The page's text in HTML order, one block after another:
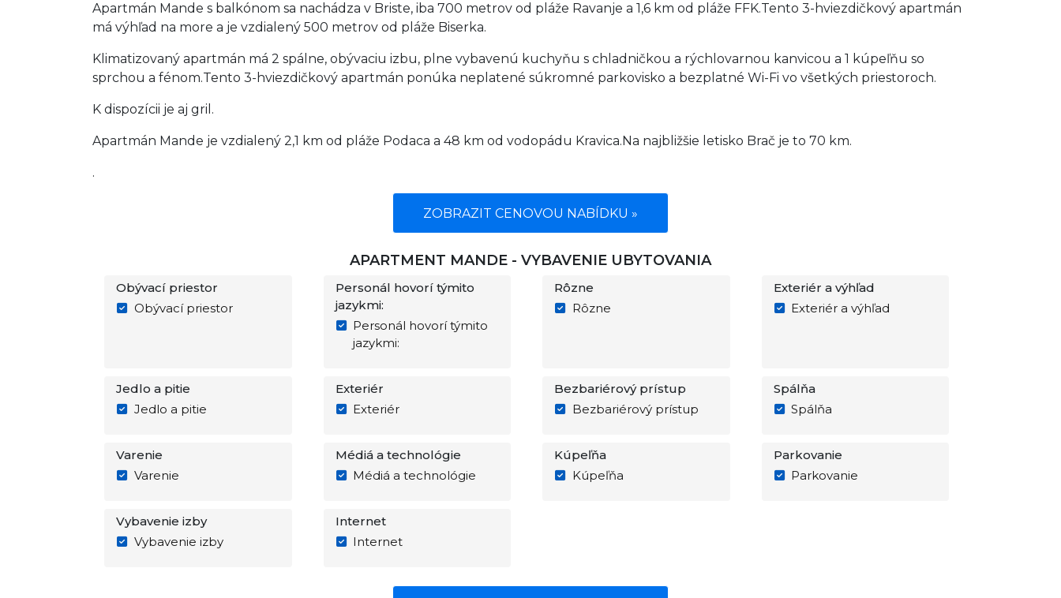
Apartmán Mande s balkónom sa nachádza v Briste, iba 700 metrov od pláže Ravanje a 1,6 km od pláže FFK.Tento 3-hviezdičkový apartmán
má výhľad na more a je vzdialený 500 metrov od pláže Biserka.
Klimatizovaný apartmán má 2 spálne, obývaciu izbu, plne vybavenú kuchyňu s chladničkou a rýchlovarnou kanvicou a 1 kúpeľňu so
sprchou a fénom.Tento 3-hviezdičkový apartmán ponúka neplatené súkromné ​​parkovisko a bezplatné Wi-Fi vo všetkých priestoroch.
K dispozícii je aj gril.
Apartmán Mande je vzdialený 2,1 km od pláže Podaca a 48 km od vodopádu Kravica.Na najbližšie letisko Brač je to 70 km.
.
ZOBRAZIT CENOVOU NABÍDKU »
APARTMENT MANDE - VYBAVENIE UBYTOVANIA
Obývací priestor
Obývací priestor
Personál hovorí týmito
jazykmi:
Personál hovorí týmito
jazykmi:
Rôzne
Rôzne
Exteriér a výhľad
Exteriér a výhľad
Jedlo a pitie
Jedlo a pitie
Exteriér
Exteriér
Bezbariérový prístup
Bezbariérový prístup
Spálňa
Spálňa
Varenie
Varenie
Médiá a technológie
Médiá a technológie
Kúpeľňa
Kúpeľňa
Parkovanie
Parkovanie
Vybavenie izby
Vybavenie izby
Internet
Internet